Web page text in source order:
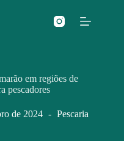
em regiões de
pescadores
de 2024 Pescaria